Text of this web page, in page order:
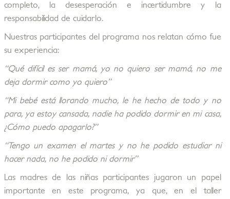
completo, la desesperación e incertidumbre y la
responsabilidad de cuidarlo.
Nuestras participantes del programa nos relatan cómo fue
su experiencia:
“Qué difícil es ser mamá, yo no quiero ser mamá, no me
deja dormir como yo quiero”
“Mi bebé está llorando mucho, le he hecho de todo y no
para, ya estoy cansada, nadie ha podido dormir en mi casa,
¿Cómo puedo apagarlo?”
“Tengo un examen el martes y no he podido estudiar ni
hacer nada, no he podido ni dormir”
Las madres de las niñas participantes jugaron un papel
importante en este programa, ya que, en el taller